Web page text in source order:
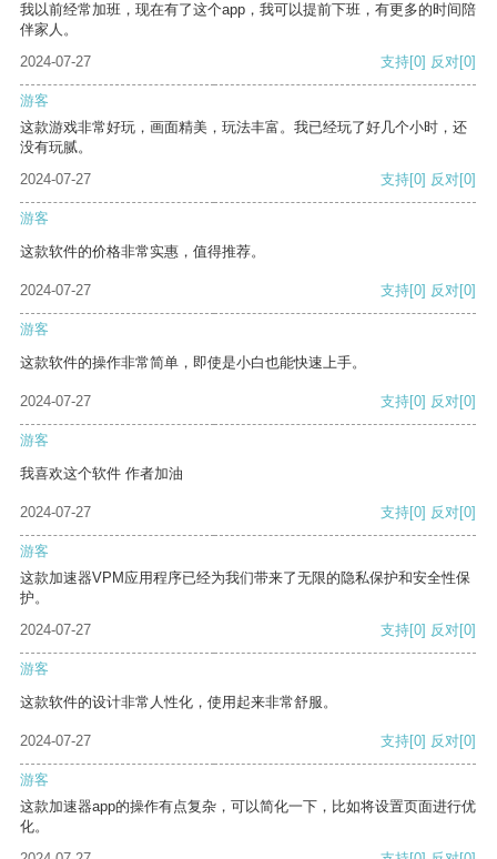
我以前经常加班，现在有了这个app，我可以提前下班，有更多的时间陪
伴家人。
2024-07-27
支持[0] 反对[0]
游客
这款游戏非常好玩，画面精美，玩法丰富。我已经玩了好几个小时，还
没有玩腻。
2024-07-27
支持[0] 反对[0]
游客
这款软件的价格非常实惠，值得推荐。
2024-07-27 支持[0] 反对[0]
游客
这款软件的操作非常简单，即使是小白也能快速上手。
2024-07-27 支持[0] 反对[0]
游客
我喜欢这个软件 作者加油
2024-07-27 支持[0] 反对[0]
游客
这款加速器VPM应用程序已经为我们带来了无限的隐私保护和安全性保
护。
2024-07-27
支持[0] 反对[0]
游客
这款软件的设计非常人性化，使用起来非常舒服。
2024-07-27 支持[0] 反对[0]
游客
这款加速器app的操作有点复杂，可以简化一下，比如将设置页面进行优
化。